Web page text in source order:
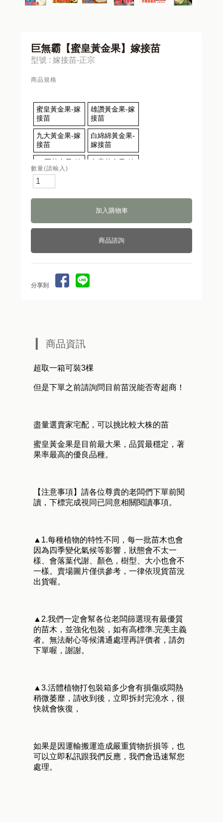
巨無霸【蜜皇黃金果】嫁接苗
型號 : 嫁接苗-正宗
商品規格
蜜皇黃金果-嫁
接苗
雄讚黃金果-嫁
接苗
九大黃金果-嫁
接苗
白綿綿黃金果-
嫁接苗
21兩黃金果-嫁
接苗
久蜜黃金果-嫁
蜜香黃金果-嫁
接苗
嫁接苗
接苗
白金黃金果-嫁
接苗
大果焦糖黃金
數量(請輸入)
商品諮詢
分享到
商品資訊
超取一箱可裝3棵
但是下單之前請詢問目前苗況能否寄超商！
盡量選賣家宅配，可以挑比較大株的苗
蜜皇黃金果是目前最大果，品質最穩定，著
果率最高的優良品種。
【注意事項】請各位尊貴的老闆們下單前閱
讀，下標完成視同已同意相關閱讀事項。
▲1.每種植物的特性不同，每一批苗木也會
因為四季變化氣候等影響，狀態會不太一
樣、會落葉代謝、顏色，樹型、大小也會不
一樣。賣場圖片僅供參考，一律依現貨苗況
出貨喔。
▲2.我們一定會幫各位老闆篩選現有最優質
的苗木，並強化包裝，如有高標準.完美主義
者。無法耐心等候溝通處理再評價者，請勿
下單喔，謝謝。
▲3.活體植物打包裝箱多少會有損傷或悶熱
稍微萎靡，請收到後，立即拆封完澆水，很
快就會恢復，
如果是因運輸搬運造成嚴重貨物折損等，也
可以立即私訊跟我們反應，我們會迅速幫您
處理。